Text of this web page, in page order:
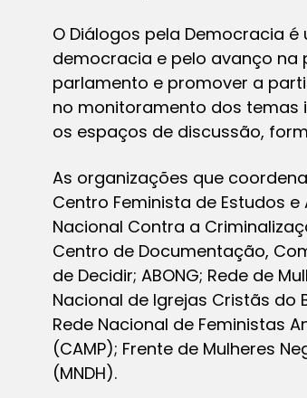
O Diálogos pela Democracia
democracia e pelo avanço na
parlamento e promover a
no monitoramento dos temas
os espaços de discussão,
As organizações que
Centro Feminista de Estudos e
Nacional Contra a
Centro de Documentação,
de Decidir; ABONG; Rede de
Nacional de Igrejas Cristãs do
Rede Nacional de Feministas
(CAMP); Frente de Mulheres
(MNDH).